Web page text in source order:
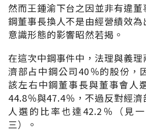
然而王鍾渝下台之因並非有違
鋼董事長換人不是由經營績效
意識形態的影響昭然若揭。
在這次中鋼事件中，法理與義
濟部占中鋼公司40％的股份，
該左右中鋼董事長與董事會人
44.8％與47.4％，不過反對經
人選的比率也達42.2％（見
三）。